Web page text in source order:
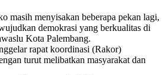
masih menyisakan beberapa pekan lagi,
demokrasi yang berkualitas di
Kota Palembang.
rapat koordinasi (Rakor)
turut melibatkan masyarakat dan